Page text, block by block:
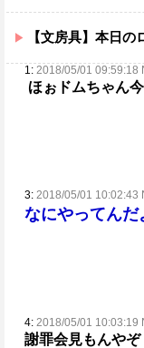
【文房具】本日
1: 2018/05/01 09:59:18
ほぉドムちゃん
3: 2018/05/01 10:02:43
なにやってんだ
4: 2018/05/01 10:03:19
謝罪会見もんやぞ